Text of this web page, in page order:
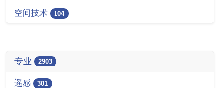
空间技术 104
专业 2903
遥感 301